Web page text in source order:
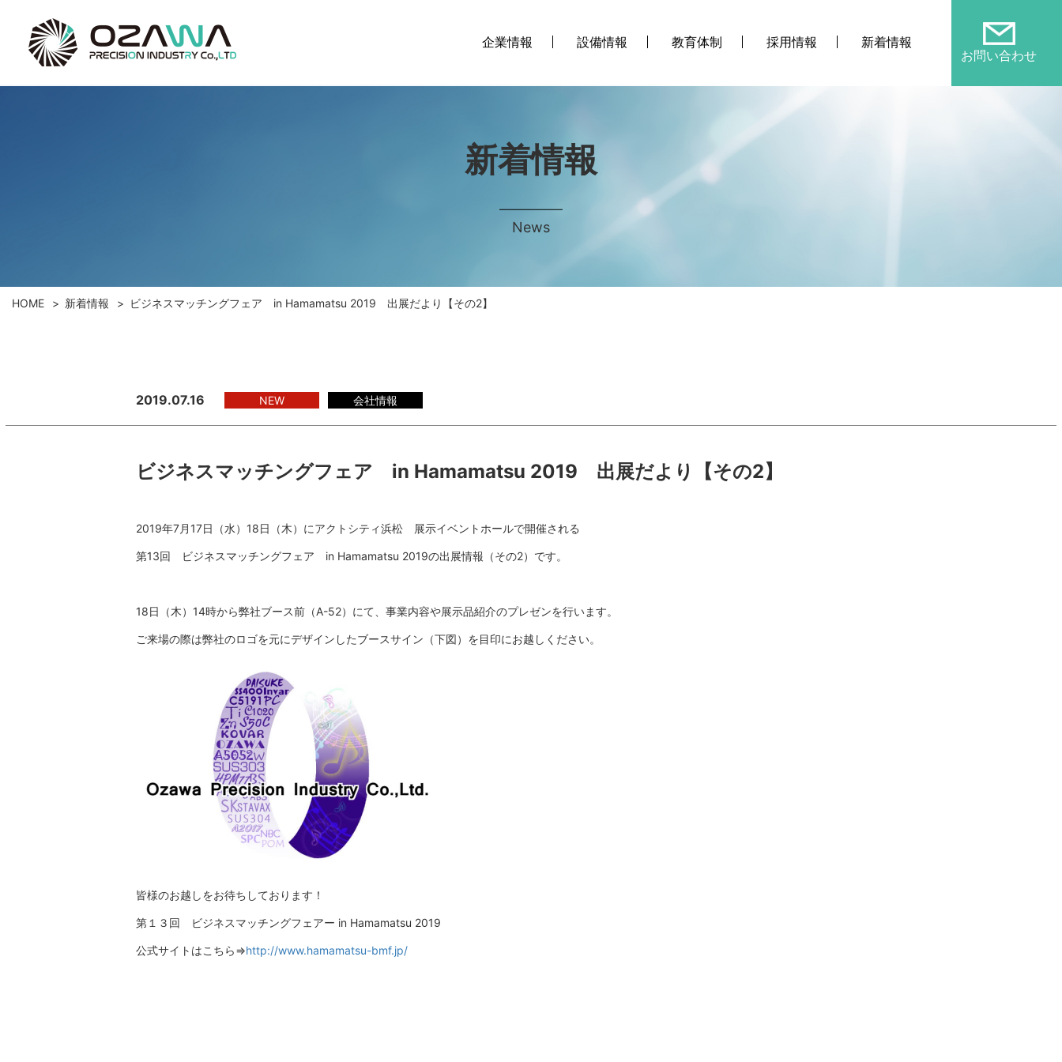
企業情報 設備情報 教育体制 採用情報
新着情報
お問い合わせ
新着情報
News
HOME 新着情報 ビジネスマッチングフェア in Hamamatsu 2019 出展だより【その2】
2019.07.16 NEW 会社情報
ビジネスマッチングフェア in Hamamatsu 2019 出展だより【その2】
2019年7月17日（水）18日（木）にアクトシティ浜松 展示イベントホールで開催される
第13回 ビジネスマッチングフェア in Hamamatsu 2019の出展情報（その2）です。
18日（木）14時から弊社ブース前（A-52）にて、事業内容や展示品紹介のプレゼンを行います。
ご来場の際は弊社のロゴを元にデザインしたブースサイン（下図）を目印にお越しください。
皆様のお越しをお待ちしております！
第１３回 ビジネスマッチングフェアー in Hamamatsu 2019
公式サイトはこちら⇒http://www.hamamatsu-bmf.jp/